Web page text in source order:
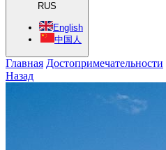
RUS
English
中国人
Главная Достопримечательности
Назад